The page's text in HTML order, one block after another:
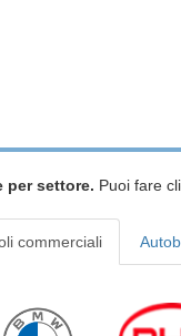
per settore. Puoi fare
commerciali